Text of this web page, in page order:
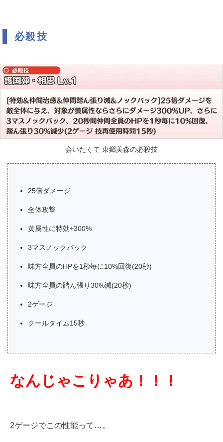
必殺技
会いたくて 東郷美森の必殺技
25倍ダメージ
全体攻撃
黄属性に特効+300%
3マスノックバック
味方全員のHPを1秒毎に10%回復(20秒)
味方全員の踏ん張り30%減(20秒)
2ゲージ
クールタイム15秒
なんじゃこりゃあ！！！
2ゲージでこの性能って…。